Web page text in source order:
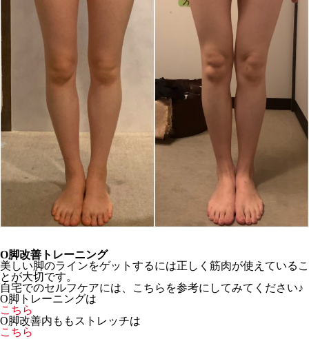
O脚改善トレーニング
美しい脚のラインをゲットするには正しく筋肉が使えているこ
とが大切です。
自宅でのセルフケアには、こちらを参考にしてみてください♪
O脚トレーニングは
こちら
O脚改善内ももストレッチは
こちら